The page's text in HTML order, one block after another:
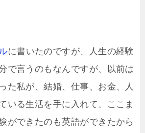
に書いたのですが、人生の経験
で言うのもなんですが、以前は
た私が、結婚、仕事、お金、人
いる生活を手に入れて、ここま
ができたのも英語ができたから